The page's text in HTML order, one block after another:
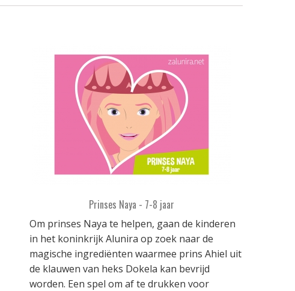
Prinses Naya - 7-8 jaar
Om prinses Naya te helpen, gaan de kinderen
in het koninkrijk Alunira op zoek naar de
magische ingrediënten waarmee prins Ahiel uit
de klauwen van heks Dokela kan bevrijd
worden. Een spel om af te drukken voor